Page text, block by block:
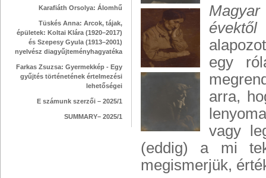
Karafiáth Orsolya: Álomhű
Tüskés Anna: Arcok, tájak,
épületek: Koltai Klára (1920–2017)
és Szepesy Gyula (1913–2001)
nyelvész diagyűjteményhagyatéka
Farkas Zsuzsa: Gyermekkép - Egy
gyűjtés történetének értelmezési
lehetőségei
E számunk szerzői – 2025/1
SUMMARY– 2025/1
Magyar
évektől
egy
arra,
vagy
(eddig) a mi
megismerjük,